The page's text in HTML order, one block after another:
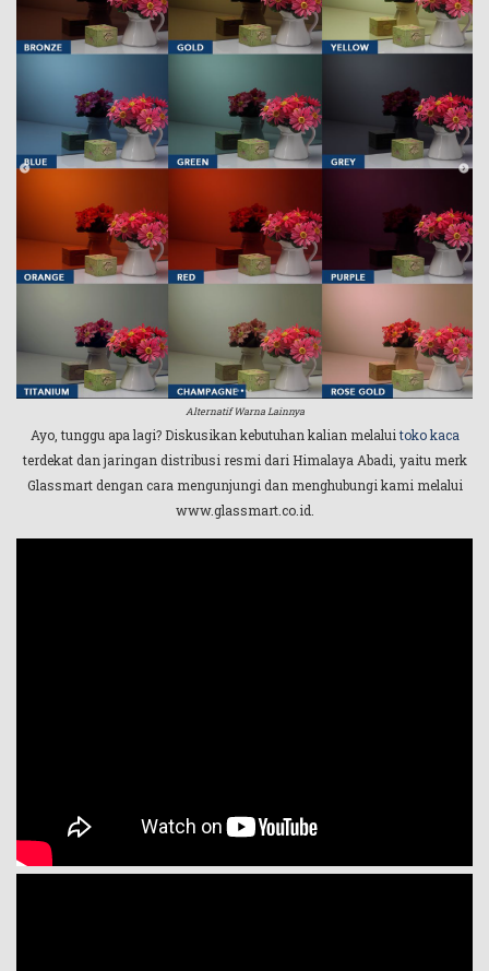
Alternatif Warna Lainnya
Ayo, tunggu apa lagi? Diskusikan kebutuhan kalian melaluitoko kaca
terdekat dan jaringan distribusi resmi dari Himalaya Abadi, yaitu merk
Glassmart dengan cara mengunjungi dan menghubungi kami melalui
www.glassmart.co.id.